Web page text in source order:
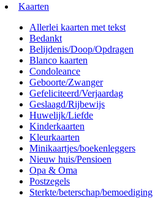
Kaarten
Allerlei kaarten met tekst
Bedankt
Belijdenis/Doop/Opdragen
Blanco kaarten
Condoleance
Geboorte/Zwanger
Gefeliciteerd/Verjaardag
Geslaagd/Rijbewijs
Huwelijk/Liefde
Kinderkaarten
Kleurkaarten
Minikaartjes/boekenleggers
Nieuw huis/Pensioen
Opa & Oma
Postzegels
Sterkte/beterschap/bemoediging